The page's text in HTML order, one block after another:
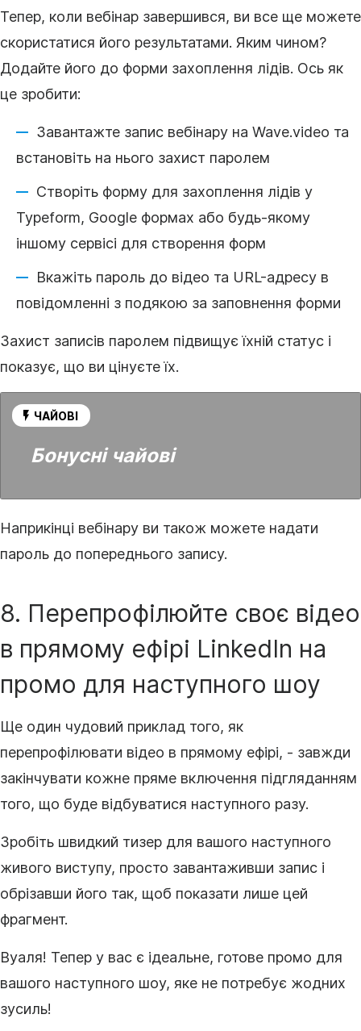
Тепер, коли вебінар завершився, ви все ще можете
скористатися його результатами. Яким чином?
Додайте його до форми захоплення лідів. Ось як
це зробити:
Завантажте запис вебінару на Wave.video та
встановіть на нього захист паролем
Створіть форму для захоплення лідів у
Typeform, Google формах або будь-якому
іншому сервісі для створення форм
Вкажіть пароль до відео та URL-адресу в
повідомленні з подякою за заповнення форми
Захист записів паролем підвищує їхній статус і
показує, що ви цінуєте їх.
ЧАЙОВІ
Бонусні чайові
Наприкінці вебінару ви також можете надати
пароль до попереднього запису.
8. Перепрофілюйте своє відео
в прямому ефірі LinkedIn на
промо для наступного шоу
Ще один чудовий приклад того, як
перепрофілювати відео в прямому ефірі, - завжди
закінчувати кожне пряме включення підгляданням
того, що буде відбуватися наступного разу.
Зробіть швидкий тизер для вашого наступного
живого виступу, просто завантаживши запис і
обрізавши його так, щоб показати лише цей
фрагмент.
Вуаля! Тепер у вас є ідеальне, готове промо для
вашого наступного шоу, яке не потребує жодних
зусиль!